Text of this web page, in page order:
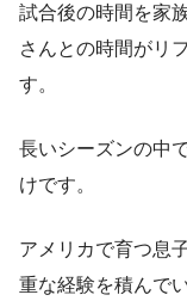
試合後の時間を家
さんとの時間がリ
す。
長いシーズンの中
けです。
アメリカで育つ息
重な経験を積んで